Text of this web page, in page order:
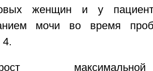
женщин и у
мочи во время
4.